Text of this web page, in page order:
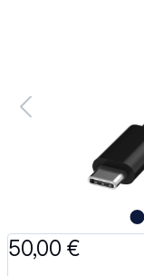
50,00 €